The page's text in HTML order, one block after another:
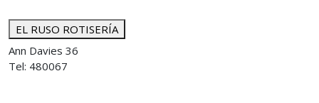
EL RUSO ROTISERÍA
Ann Davies 36
Tel: 480067